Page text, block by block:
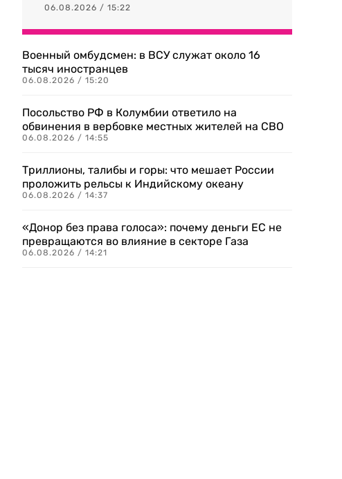
06.08.2026 / 15:22
Военный омбудсмен: в ВСУ служат около 16
тысяч иностранцев
06.08.2026 / 15:20
Посольство РФ в Колумбии ответило на
обвинения в вербовке местных жителей на СВО
06.08.2026 / 14:55
Триллионы, талибы и горы: что мешает России
проложить рельсы к Индийскому океану
06.08.2026 / 14:37
«Донор без права голоса»: почему деньги ЕС не
превращаются во влияние в секторе Газа
06.08.2026 / 14:21